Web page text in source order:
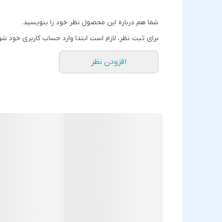
شما هم درباره این محصول نظر خود را بنویسید.
برای ثبت نظر، لازم است ابتدا وارد حساب کاربری خود
افزودن نظر